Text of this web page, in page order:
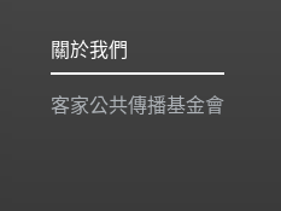
關於我們
客家公共傳播基金會